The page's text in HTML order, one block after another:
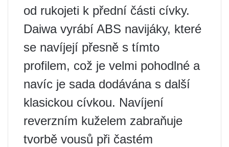
od rukojeti k přední části cívky.
Daiwa vyrábí ABS navijáky, které
se navíjejí přesně s tímto
profilem, což je velmi pohodlné a
navíc je sada dodávána s další
klasickou cívkou. Navíjení
reverzním kuželem zabraňuje
tvorbě vousů při častém